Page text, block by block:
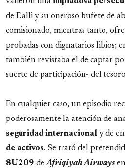
valieron una impiadosa
de Dalli y su oneroso bufete de
comisionado, mientras tanto,
probadas con dignatarios libios;
también revistaba el de captar
suerte de participación- del
En cualquier caso, un episodio
poderosamente la atención de
seguridad internacional y de
de activos. Se trató del
8U209 deAfriqiyah Airways